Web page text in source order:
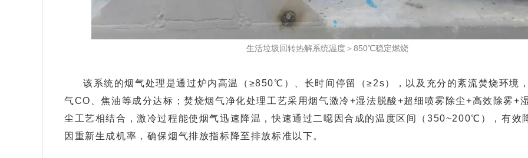
生活垃圾回转热解系统温度＞850℃稳定燃烧
该系统的烟气处理是通过炉内高温（≥850℃）、长时间停留（≥2s），以及充分的紊流焚烧环境
气CO、焦油等成分达标；焚烧烟气净化处理工艺采用烟气激冷+湿法脱酸+超细喷雾除尘+高效除雾+
尘工艺相结合，激冷过程能使烟气迅速降温，快速通过二噁因合成的温度区间（350~200℃），有效
因重新生成机率，确保烟气排放指标降至排放标准以下。